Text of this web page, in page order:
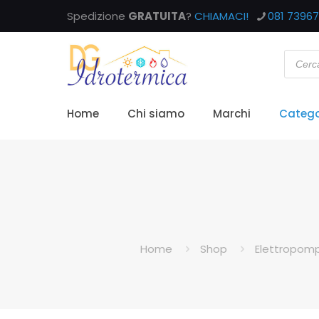
Spedizione GRATUITA? CHIAMACI! 081
Home Chi siamo Marchi
Home Shop